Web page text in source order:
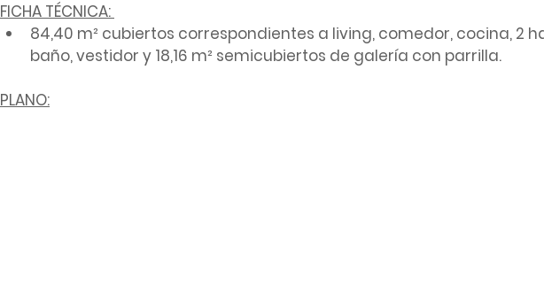
FICHA TÉCNICA:
84,40 m² cubiertos correspondientes a living, comedor, cocina, 2
baño, vestidor y 18,16 m² semicubiertos de galería con parrilla.
PLANO: